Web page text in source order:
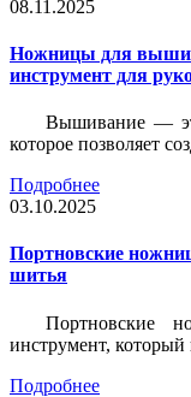
08.11.2025
Ножницы для
инструмент для
Вышивание —
которое позволяет
Подробнее
03.10.2025
Портновские
шитья
Портновские
инструмент,
Подробнее